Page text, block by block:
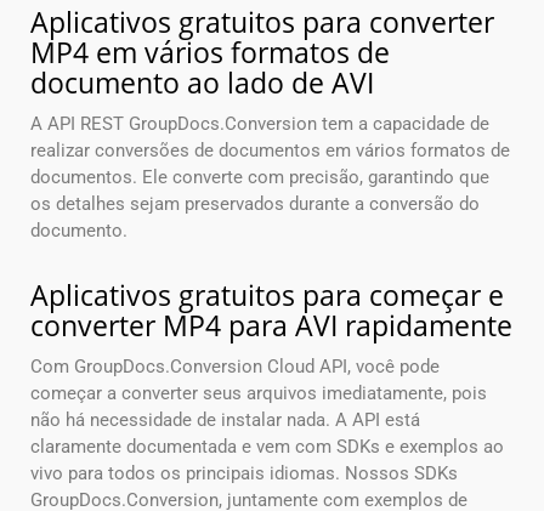
Aplicativos gratuitos para converter
MP4 em vários formatos de
documento ao lado de AVI
A API REST GroupDocs.Conversion tem a capacidade de
realizar conversões de documentos em vários formatos de
documentos. Ele converte com precisão, garantindo que
os detalhes sejam preservados durante a conversão do
documento.
Aplicativos gratuitos para começar e
converter MP4 para AVI rapidamente
Com GroupDocs.Conversion Cloud API, você pode
começar a converter seus arquivos imediatamente, pois
não há necessidade de instalar nada. A API está
claramente documentada e vem com SDKs e exemplos ao
vivo para todos os principais idiomas. Nossos SDKs
GroupDocs.Conversion, juntamente com exemplos de